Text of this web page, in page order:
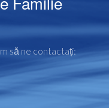
să ne contactați: